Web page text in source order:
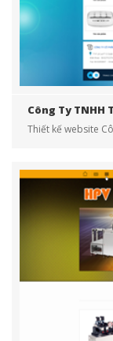
Công Ty TNHH
Thiết kế website